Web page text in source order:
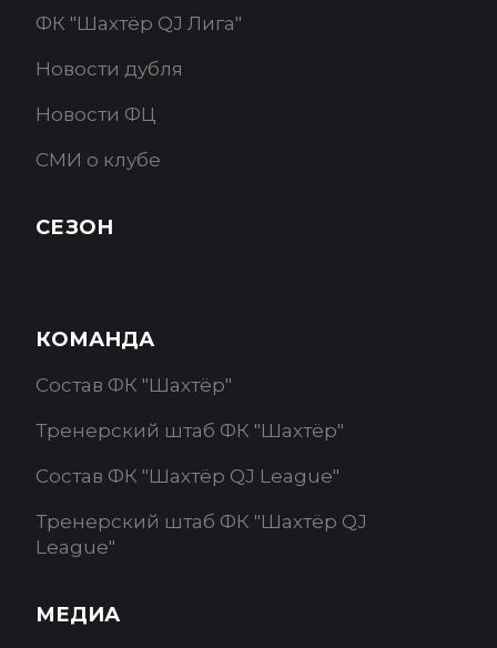
ФК "Шахтёр QJ Лига"
Новости дубля
Новости ФЦ
СМИ о клубе
СЕЗОН
КОМАНДА
Состав ФК "Шахтёр"
Тренерский штаб ФК "Шахтёр"
Состав ФК "Шахтёр QJ League"
Тренерский штаб ФК "Шахтёр QJ
League"
МЕДИА